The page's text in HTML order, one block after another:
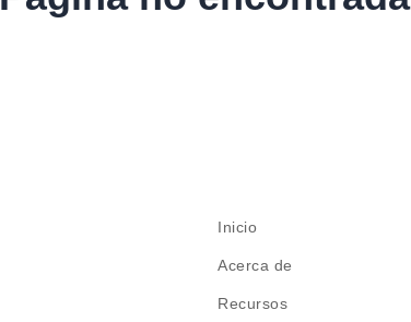
Inicio
Acerca de
Recursos